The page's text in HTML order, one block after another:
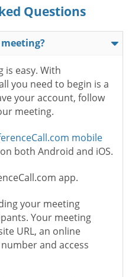
Questions
is easy. With
you need to begin is a
your account, follow
meeting.
mobile
both Android and iOS.
app.
your meeting
Your meeting
URL, an online
and access